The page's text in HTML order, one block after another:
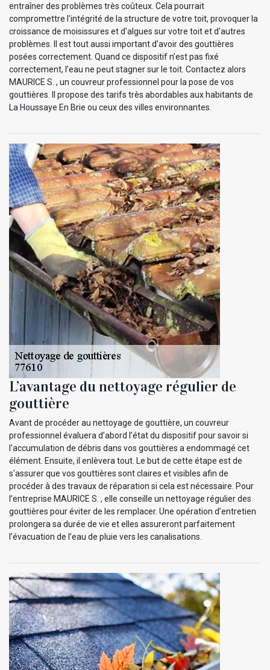
entraîner des problèmes très coûteux. Cela pourrait
compromettre l'intégrité de la structure de votre toit, provoquer la
croissance de moisissures et d'algues sur votre toit et d'autres
problèmes. Il est tout aussi important d’avoir des gouttières
posées correctement. Quand ce dispositif n’est pas fixé
correctement, l’eau ne peut stagner sur le toit. Contactez alors
MAURICE S. , un couvreur professionnel pour la pose de vos
gouttières. Il propose des tarifs très abordables aux habitants de
La Houssaye En Brie ou ceux des villes environnantes.
L’avantage du nettoyage régulier de
gouttière
Avant de procéder au nettoyage de gouttière, un couvreur
professionnel évaluera d’abord l’état du dispositif pour savoir si
l'accumulation de débris dans vos gouttières a endommagé cet
élément. Ensuite, il enlèvera tout. Le but de cette étape est de
s'assurer que vos gouttières sont claires et visibles afin de
procéder à des travaux de réparation si cela est nécessaire. Pour
l’entreprise MAURICE S. , elle conseille un nettoyage régulier des
gouttières pour éviter de les remplacer. Une opération d’entretien
prolongera sa durée de vie et elles assureront parfaitement
l’évacuation de l’eau de pluie vers les canalisations.